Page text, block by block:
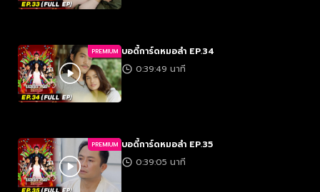
PREMIUM บอดี้การ์ดหมอลำ EP.34
0:39:49 นาที
PREMIUM บอดี้การ์ดหมอลำ EP.35
0:39:05 นาที